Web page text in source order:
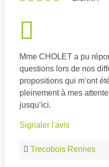
Mme CHOLET a pu
questions lors de nos
propositions qui m’ont
pleinement à mes
jusqu’ici.
Signaler l'avis
Trecobois Rennes